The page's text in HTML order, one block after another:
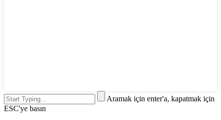
Aramak için enter'a, kapatmak için
ESC'ye basın